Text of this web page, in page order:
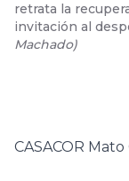
retrata la
invitación al
Machado)
CASACOR Mato